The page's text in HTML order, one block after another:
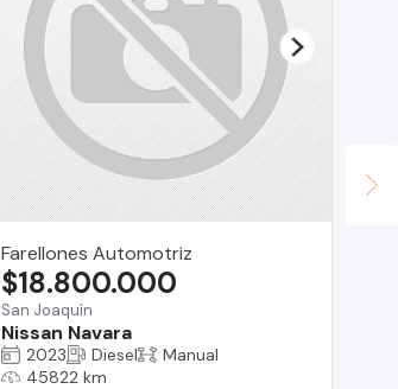
Farellones Automotriz
San Joaquín
Nissan Navara
$18.800.000
2023 Diesel
Manual
45822 km